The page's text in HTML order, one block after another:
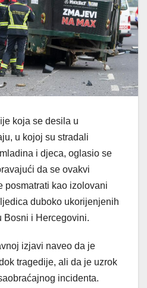
koja se desila u
u kojoj su stradali
i djeca, oglasio se
da se ovakvi
posmatrati kao izolovani
duboko ukorijenjenih
Bosni i Hercegovini.
izjavi naveo da je
tragedije, ali da je uzrok
incidenta.